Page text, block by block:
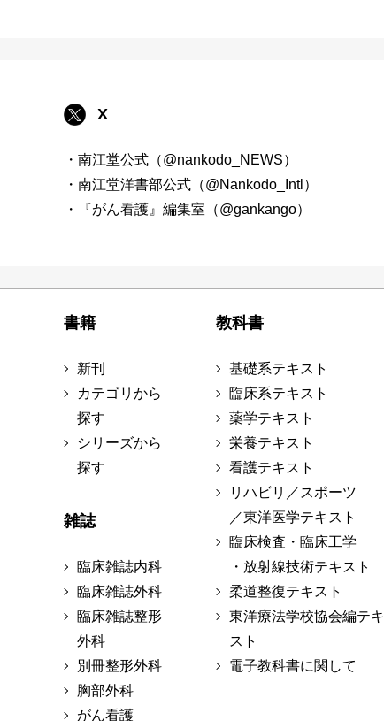
X
・南江堂公式（@nankodo_NEWS）
・南江堂洋書部公式（@Nankodo_Intl）
・『がん看護』編集室（@gankango）
書籍
新刊
カテゴリから
探す
シリーズから
探す
雑誌
臨床雑誌内科
臨床雑誌外科
臨床雑誌整形
外科
別冊整形外科
胸部外科
がん看護
教科書
基礎系テキスト
臨床系テキスト
薬学テキスト
栄養テキスト
看護テキスト
リハビリ／スポーツ
／東洋医学テキスト
臨床検査・臨床工学
・放射線技術テキスト
柔道整復テキスト
東洋療法学校協会編テキ
スト
電子教科書に関して